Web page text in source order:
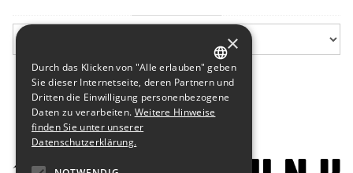
GERMAN
ENGLISH
×
Durch das Klicken von "Alle erlauben" geben
Sie dieser Internetseite, deren Partnern und
Dritten die Einwilligung personenbezogene
Daten zu verarbeiten. Weitere Hinweise
finden Sie unter unserer
Datenschutzerklärung.